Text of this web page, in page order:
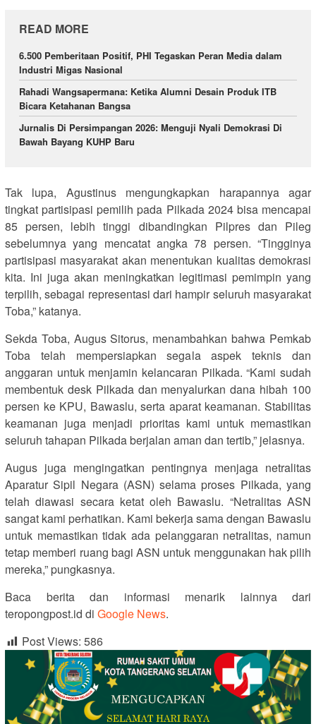
READ MORE
6.500 Pemberitaan Positif, PHI Tegaskan Peran Media dalam
Industri Migas Nasional
Rahadi Wangsapermana: Ketika Alumni Desain Produk ITB
Bicara Ketahanan Bangsa
Jurnalis Di Persimpangan 2026: Menguji Nyali Demokrasi Di
Bawah Bayang KUHP Baru
Tak lupa, Agustinus mengungkapkan harapannya agar
tingkat partisipasi pemilih pada Pilkada 2024 bisa mencapai
85 persen, lebih tinggi dibandingkan Pilpres dan Pileg
sebelumnya yang mencatat angka 78 persen. “Tingginya
partisipasi masyarakat akan menentukan kualitas demokrasi
kita. Ini juga akan meningkatkan legitimasi pemimpin yang
terpilih, sebagai representasi dari hampir seluruh masyarakat
Toba,” katanya.
Sekda Toba, Augus Sitorus, menambahkan bahwa Pemkab
Toba telah mempersiapkan segala aspek teknis dan
anggaran untuk menjamin kelancaran Pilkada. “Kami sudah
membentuk desk Pilkada dan menyalurkan dana hibah 100
persen ke KPU, Bawaslu, serta aparat keamanan. Stabilitas
keamanan juga menjadi prioritas kami untuk memastikan
seluruh tahapan Pilkada berjalan aman dan tertib,” jelasnya.
Augus juga mengingatkan pentingnya menjaga netralitas
Aparatur Sipil Negara (ASN) selama proses Pilkada, yang
telah diawasi secara ketat oleh Bawaslu. “Netralitas ASN
sangat kami perhatikan. Kami bekerja sama dengan Bawaslu
untuk memastikan tidak ada pelanggaran netralitas, namun
tetap memberi ruang bagi ASN untuk menggunakan hak pilih
mereka,” pungkasnya.
Baca berita dan informasi menarik lainnya dari
teropongpost.id di Google News.
Post Views: 586